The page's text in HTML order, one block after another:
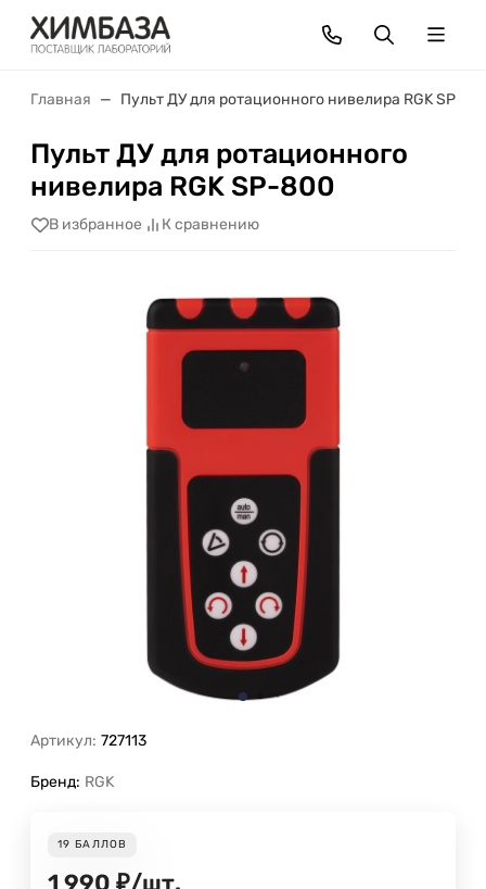
Главная Пульт ДУ для ротационного нивелира RGK SP-
Пульт ДУ для ротационного
нивелира RGK SP-800
В избранное К сравнению
Артикул: 727113
Бренд: RGK
19 БАЛЛОВ
1 990 ₽/шт.